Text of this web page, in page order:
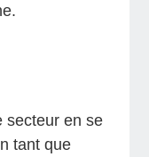
secteur en se
tant que